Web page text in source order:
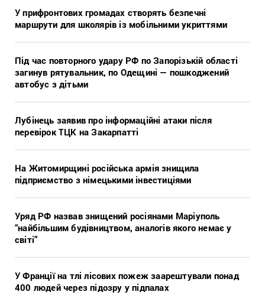
У прифронтових громадах створять безпечні
маршрути для школярів із мобільними укриттями
Під час повторного удару РФ по Запорізькій області
загинув рятувальник, по Одещині — пошкоджений
автобус з дітьми
Лубінець заявив про інформаційні атаки після
перевірок ТЦК на Закарпатті
На Житомирщині російська армія знищила
підприємство з німецькими інвестиціями
Уряд РФ назвав знищений росіянами Маріуполь
“найбільшим будівництвом, аналогів якого немає у
світі”
У Франції на тлі лісових пожеж заарештували понад
400 людей через підозру у підпалах